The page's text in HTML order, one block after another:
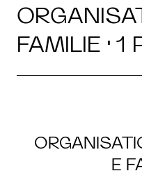
FAMILIE ·
E